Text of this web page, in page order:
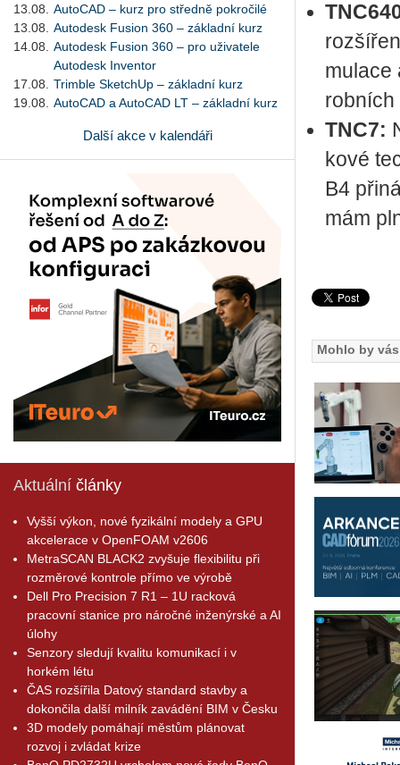
13.08.
AutoCAD – kurz pro středně pokročilé
13.08.
Autodesk Fusion 360 – základní kurz
14.08.
Autodesk Fusion 360 – pro uživatele
Autodesk Inventor
17.08.
Trimble SketchUp – základní kurz
19.08.
AutoCAD a AutoCAD LT – základní kurz
Další akce v kalendáři
Aktuální články
Vyšší výkon, nové fyzikální modely a GPU
akcelerace v OpenFOAM v2606
MetraSCAN BLACK2 zvyšuje flexibilitu při
rozměrové kontrole přímo ve výrobě
Dell Pro Precision 7 R1 – 1U racková
pracovní stanice pro náročné inženýrské a AI
úlohy
Senzory sledují kvalitu komunikací i v
horkém létu
ČAS rozšířila Datový standard stavby a
dokončila další milník zavádění BIM v Česku
3D modely pomáhají městům plánovat
rozvoj i zvládat krize
mu­la­ce
rob­ních
TNC7:
ko­vé
B4
mám
Mohlo by